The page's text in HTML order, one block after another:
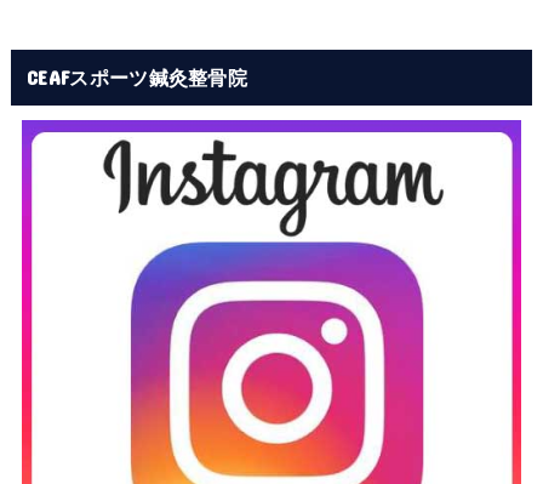
CEAFスポーツ鍼灸整骨院